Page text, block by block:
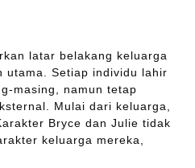
latar belakang keluarga
utama. Setiap individu lahir
masing, namun tetap
Mulai dari keluarga,
Bryce dan Julie tidak
keluarga mereka,